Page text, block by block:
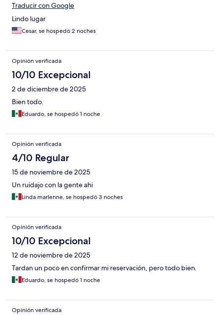
Traducir con Google
Lindo lugar
Cesar, se hospedó 2 noches
Opinión verificada
10/10 Excepcional
2 de diciembre de 2025
Bien todo.
Eduardo, se hospedó 1 noche
Opinión verificada
4/10 Regular
15 de noviembre de 2025
Un ruidajo con la gente ahi
Linda marlenne, se hospedó 3 noches
Opinión verificada
10/10 Excepcional
12 de noviembre de 2025
Tardan un poco en confirmar mi reservación, pero todo bien.
Eduardo, se hospedó 1 noche
Opinión verificada